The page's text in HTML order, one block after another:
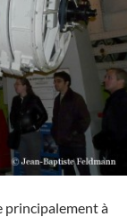
principalement à